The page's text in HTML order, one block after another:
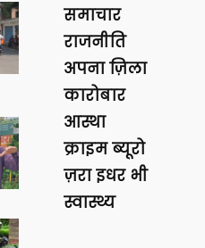
समाचार
राजनीति
अपना ज़िला
कारोबार
आस्था
क्राइम ब्यूरो
ज़रा इधर भी
स्वास्थ्य